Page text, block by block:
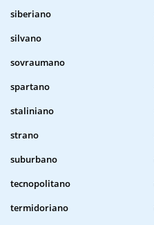
siberiano
silvano
sovraumano
spartano
staliniano
strano
suburbano
tecnopolitano
termidoriano